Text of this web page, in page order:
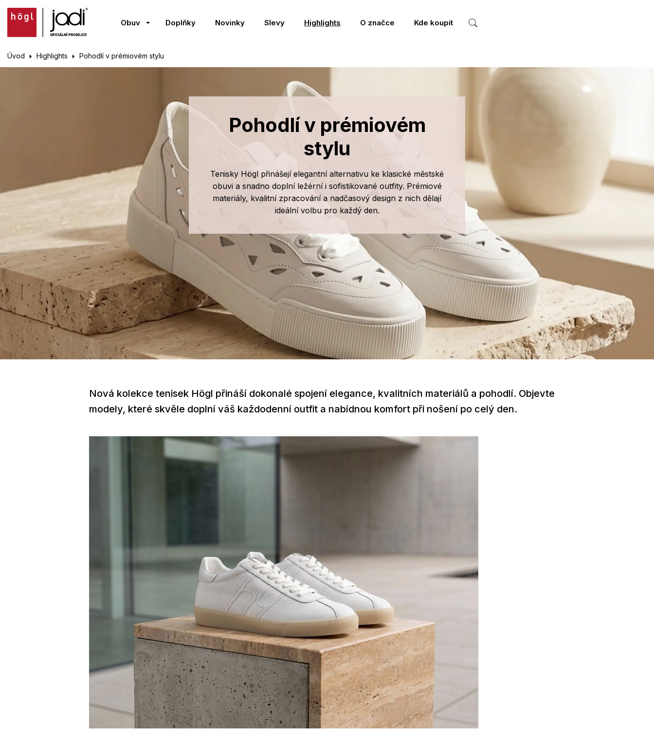
Obuv Doplňky Novinky Slevy Highlights O značce Kde koupit
Úvod Highlights Pohodlí v prémiovém stylu
Pohodlí v prémiovém
stylu
Tenisky Högl přinášejí elegantní alternativu ke klasické městské
obuvi a snadno doplní ležérní i sofistikované outfity. Prémiové
materiály, kvalitní zpracování a nadčasový design z nich dělají
ideální volbu pro každý den.
Nová kolekce tenisek Högl přináší dokonalé spojení elegance, kvalitních materiálů a pohodlí. Objevte
modely, které skvěle doplní váš každodenní outfit a nabídnou komfort při nošení po celý den.